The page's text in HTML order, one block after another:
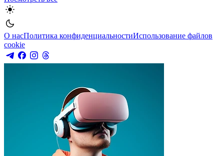
О насПолитика конфиденциальностиИспользование файлов
cookie